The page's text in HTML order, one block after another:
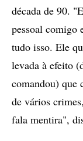
década de 90.
pessoal comigo
tudo isso. Ele
levada à efeito
comandou) que
de vários
fala mentira",